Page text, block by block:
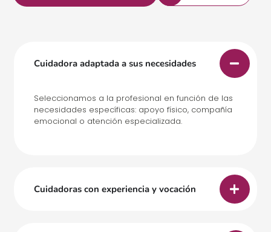
Cuidadora adaptada a sus necesidades
Seleccionamos a la profesional en función de las
necesidades específicas: apoyo físico, compañía
emocional o atención especializada.
Cuidadoras con experiencia y vocación